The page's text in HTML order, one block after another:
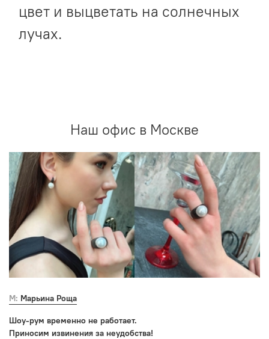
цвет и выцветать на солнечных
лучах.
Наш офис в Москве
М: Марьина Роща
Шоу-рум временно не работает.
Приносим извинения за неудобства!